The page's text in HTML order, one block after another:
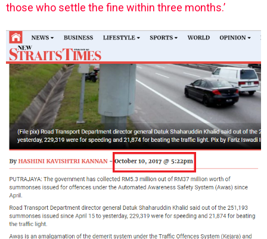
those who settle the fine within three months.’